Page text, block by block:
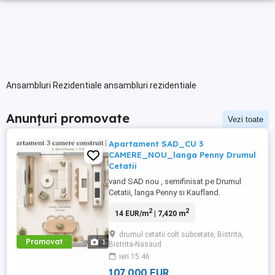
Ansambluri Rezidentiale ansambluri rezidentiale
Anunțuri promovate Vezi toate
Promovat 1
Apartament SAD_CU 3
CAMERE_NOU_langa Penny Drumul
Cetatii
vand SAD nou , semifinisat pe Drumul
Cetatii, langa Penny si Kaufland.
14 EUR/m2| 7,420 m2
drumul cetatii colt subcetate, Bistrita,
Bistrita-Nasaud
ieri 15:46
107 000 EUR